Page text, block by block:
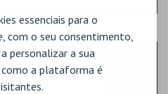
essenciais para o
com o seu consentimento,
personalizar a sua
como a plataforma é
CENTRO